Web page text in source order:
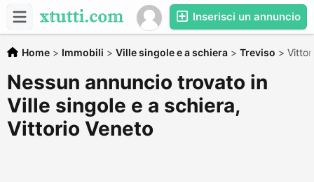
Inserisci un annuncio
Home > Immobili > Ville singole e a schiera > Treviso >
Nessun annuncio trovato in
Ville singole e a schiera,
Vittorio Veneto